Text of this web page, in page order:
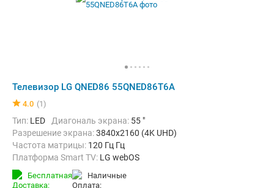
Телевизор LG QNED86 55QNED86T6A
4.0 (1)
Тип: LED Диагональ экрана: 55 "
Разрешение экрана:3840x2160 (4K UHD)
Частота матрицы: 120 Гц Гц
Платформа Smart TV: LG webOS
Беспроводные интерфейсы:
Бесплатная наличные